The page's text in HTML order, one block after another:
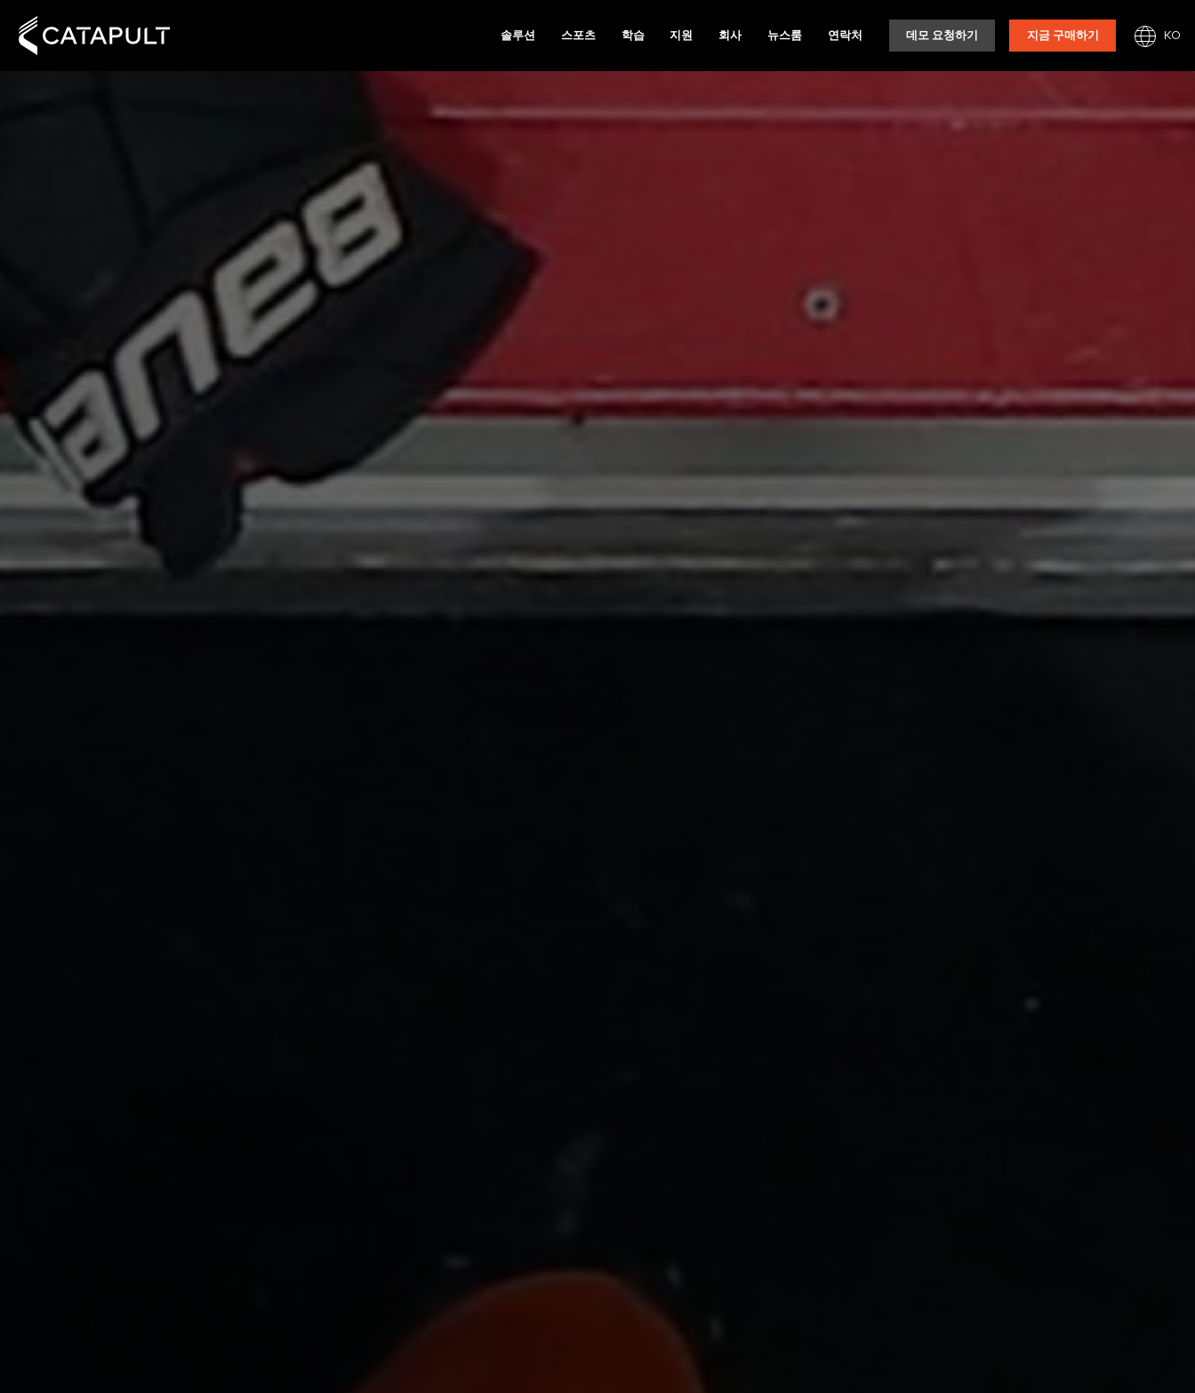
솔루션 스포츠 학습 지원 회사 뉴스룸 연락처 데모 요청하기 지금 구매하기 KO